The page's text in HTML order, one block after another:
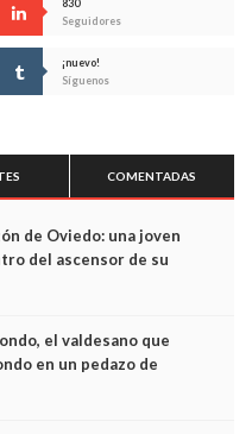
830
Seguidores
¡nuevo!
Síguenos
COMENTADAS
de Oviedo: una joven
del ascensor de su
captan sus últimos minutos
el valdesano que
en un pedazo de